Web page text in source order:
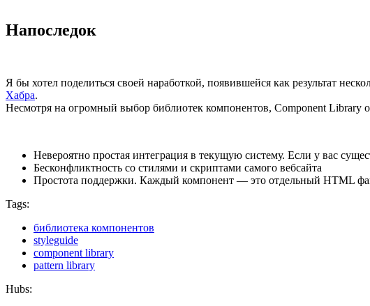
Напоследок
Я бы хотел поделиться своей наработкой, появившейся как результат
Хабра.
Несмотря на огромный выбор библиотек компонентов, Component Library
Невероятно простая интеграция в текущую систему. Если у вас
Бесконфликтность со стилями и скриптами самого вебсайта
Простота поддержки. Каждый компонент — это отдельный HTML
Tags:
библиотека компонентов
styleguide
component library
pattern library
Hubs: